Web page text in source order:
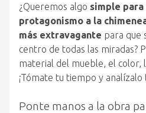
¿Queremos algo simple
protagonismo a la
más extravagante para que
centro de todas las miradas?
material del mueble, el color,
¡Tómate tu tiempo y
Ponte manos a la obra